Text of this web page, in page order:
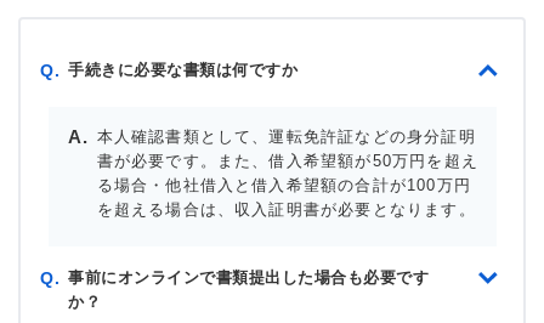
Q. 手続きに必要な書類は何ですか
本人確認書類として、運転免許証などの身分証明
書が必要です。また、借入希望額が50万円を超え
る場合・他社借入と借入希望額の合計が100万円
を超える場合は、収入証明書が必要となります。
Q. 事前にオンラインで書類提出した場合も必要です
か？